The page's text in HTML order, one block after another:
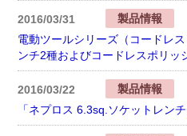
2016/03/31
製品情報
電動ツールシリーズ（コードレ
ンチ2種およびコードレスポリッ
2016/03/22
製品情報
「ネプロス 6.3sq.ソケットレン